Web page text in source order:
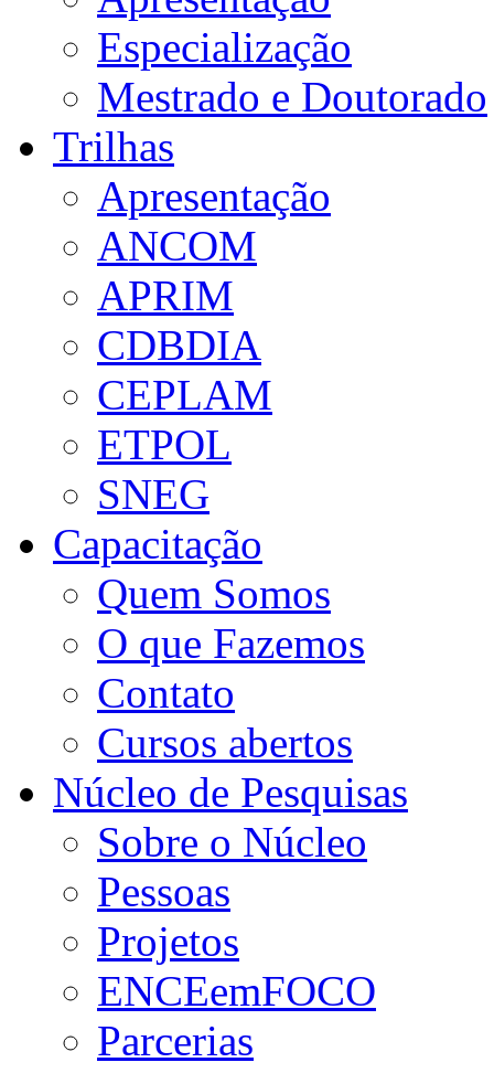
Especialização
Mestrado e Doutorado
Trilhas
Apresentação
ANCOM
APRIM
CDBDIA
CEPLAM
ETPOL
SNEG
Capacitação
Quem Somos
O que Fazemos
Contato
Cursos abertos
Núcleo de Pesquisas
Sobre o Núcleo
Pessoas
Projetos
ENCEemFOCO
Parcerias